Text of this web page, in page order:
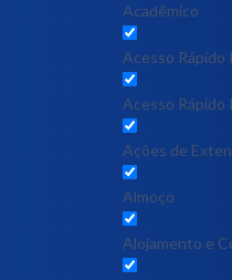
Acadêmico
Acesso Rápido
Acesso Rápido
Ações de
Almoço
Alojamento e